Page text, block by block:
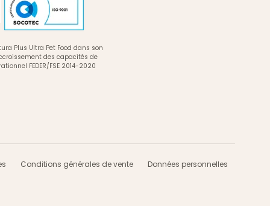
Plus Ultra Pet Food dans son
des capacités de
FEDER/FSE 2014-2020
Conditions générales de vente Données personnelles